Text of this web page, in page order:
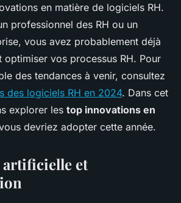
2024•7 min de lecture
en matière de logiciels RH.
professionnel des RH ou un
vous avez probablement déjà
optimiser vos processus RH. Pour
des tendances à venir, consultez
des logiciels RH en 2024. Dans cet
explorer les top innovations en
devriez adopter cette année.
et